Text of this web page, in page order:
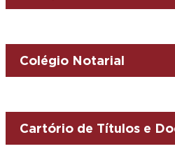
Colégio Notarial
Cartório de Títulos e